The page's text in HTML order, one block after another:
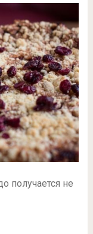
получается не